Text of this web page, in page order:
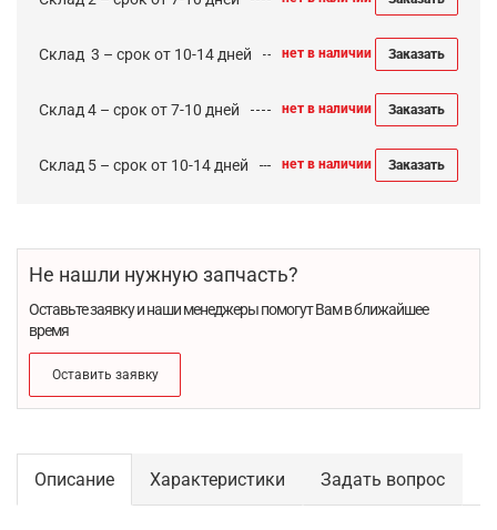
Cклад 3 – срок от 10-14 дней нет в наличии Заказать
Склад 4 – срок от 7-10 дней нет в наличии Заказать
Склад 5 – срок от 10-14 дней нет в наличии Заказать
Не нашли нужную запчасть?
Оставьте заявку и наши менеджеры помогут Вам в ближайшее
время
Оставить заявку
Описание Характеристики Задать вопрос